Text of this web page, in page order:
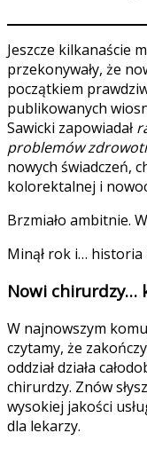
Jeszcze kilkanaście
przekonywały, że
początkiem
publikowanych
Sawicki zapowiadał
problemów
nowych świadczeń,
kolorektalnej i
Brzmiało ambitnie.
Minął rok i… historia
Nowi chirurdzy…
W najnowszym
czytamy, że
oddział działa
chirurdzy. Znów
wysokiej jakości
dla lekarzy.